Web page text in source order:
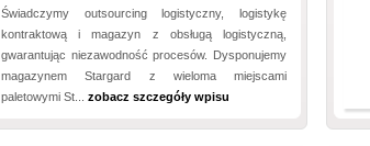
Świadczymy outsourcing logistyczny, logistykę
kontraktową i magazyn z obsługą logistyczną,
gwarantując niezawodność procesów. Dysponujemy
magazynem Stargard z wieloma miejscami
paletowymi St... zobacz szczegóły wpisu